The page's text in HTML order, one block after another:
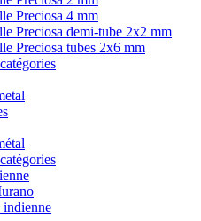
Preciosa 4 mm
Preciosa demi-tube 2x2 mm
Preciosa tubes 2x6 mm
indienne